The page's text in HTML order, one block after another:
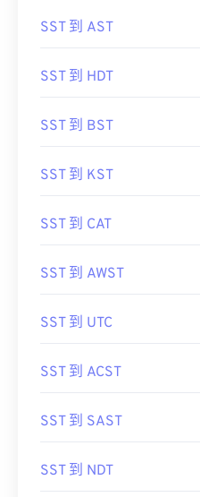
SST 到 AST
SST 到 HDT
SST 到 BST
SST 到 KST
SST 到 CAT
SST 到 AWST
SST 到 UTC
SST 到 ACST
SST 到 SAST
SST 到 NDT